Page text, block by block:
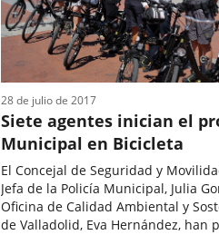
Siete agentes inician el
Municipal en Bicicleta
El Concejal de Seguridad y
Jefa de la Policía Municipal, Julia
Oficina de Calidad Ambiental y
de Valladolid, Eva Hernández, han
28 de julio de 2017